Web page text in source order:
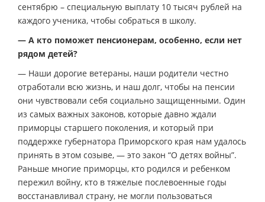
сентябрю – специальную выплату 10 тысяч рублей на
каждого ученика, чтобы собраться в школу.
— А кто поможет пенсионерам, особенно, если нет
рядом детей?
— Наши дорогие ветераны, наши родители честно
отработали всю жизнь, и наш долг, чтобы на пенсии
они чувствовали себя социально защищенными. Один
из самых важных законов, которые давно ждали
приморцы старшего поколения, и который при
поддержке губернатора Приморского края нам удалось
принять в этом созыве, — это закон “О детях войны”.
Раньше многие приморцы, кто родился и ребенком
пережил войну, кто в тяжелые послевоенные годы
восстанавливал страну, не могли пользоваться